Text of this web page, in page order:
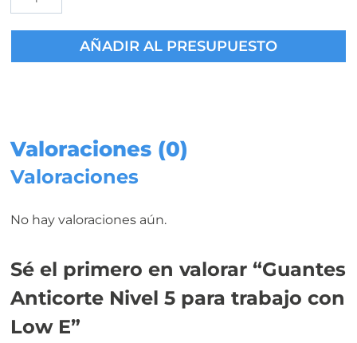
Anticorte
Nivel
para
E
cantidad
AÑADIR AL PRESUPUESTO
Valoraciones (0)
Valoraciones
No hay valoraciones aún.
Sé el primero en valorar “Guantes
Anticorte Nivel 5 para trabajo con
Low E”